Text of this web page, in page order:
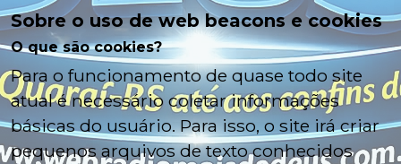
Sobre o uso de web beacons e cookies
O que são cookies?
Para o funcionamento de quase todo site
atual é necessário coletar informações
básicas do usuário. Para isso, o site irá criar
pequenos arquivos de texto conhecidos